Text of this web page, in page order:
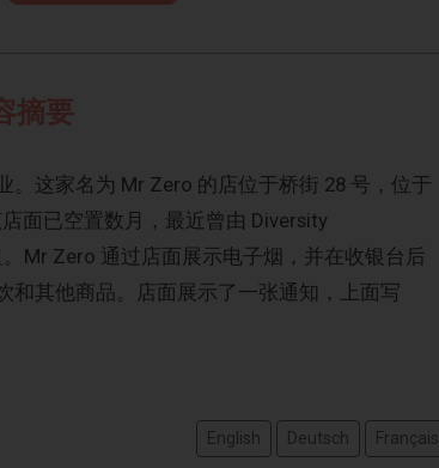
摘要
这家名为 Mr Zero 的店位于桥街 28 号，位于
面已空置数月，最近曾由 Diversity
Mr Zero 通过店面展示电子烟，并在收银台后
和其他商品。店面展示了一张通知，上面写
English Deutsch Français